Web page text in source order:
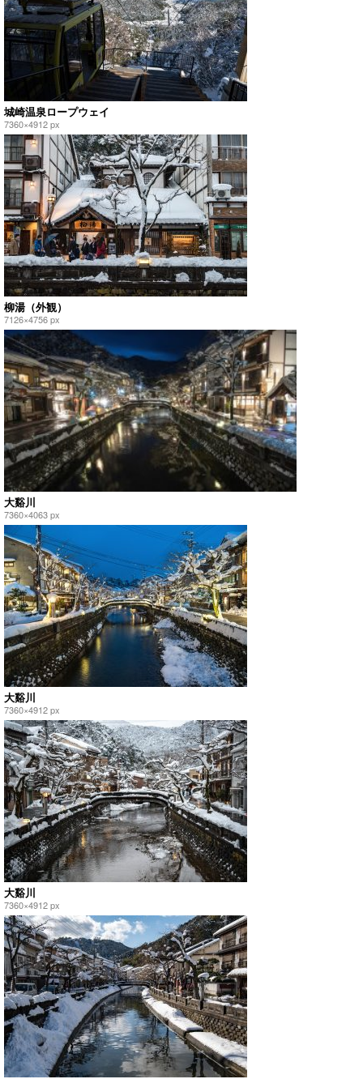
城崎温泉ロープウェイ
7360×4912 px
柳湯（外観）
7126×4756 px
大谿川
7360×4063 px
大谿川
7360×4912 px
大谿川
7360×4912 px